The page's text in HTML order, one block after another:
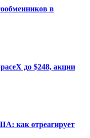
в
до $248, акции
как отреагирует